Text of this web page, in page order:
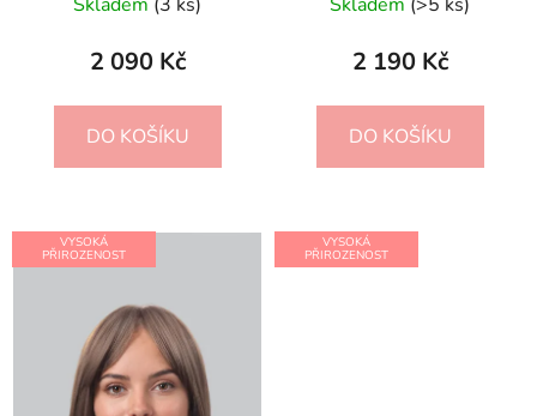
2 090 Kč
DO KOŠÍKU
2 190 Kč
DO KOŠÍKU
VYSOKÁ
PŘIROZENOST
VYSOKÁ
PŘIROZENOST